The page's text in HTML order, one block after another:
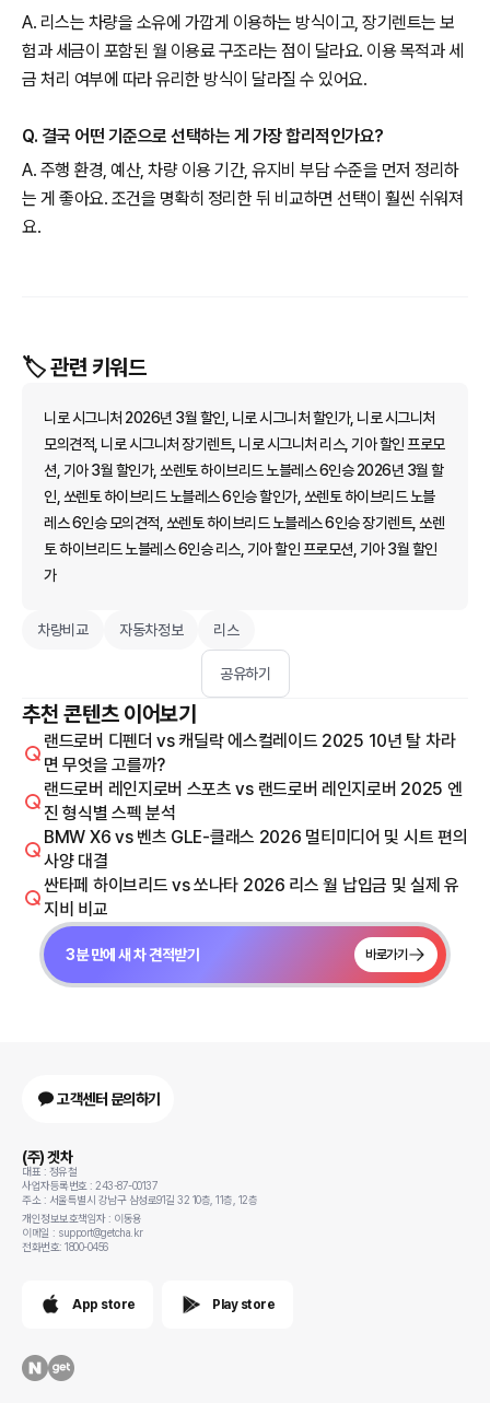
A. 리스는 차량을 소유에 가깝게 이용하는 방식이고, 장기렌트는 보
험과 세금이 포함된 월 이용료 구조라는 점이 달라요. 이용 목적과 세
금 처리 여부에 따라 유리한 방식이 달라질 수 있어요.
Q. 결국 어떤 기준으로 선택하는 게 가장 합리적인가요?
A. 주행 환경, 예산, 차량 이용 기간, 유지비 부담 수준을 먼저 정리하
는 게 좋아요. 조건을 명확히 정리한 뒤 비교하면 선택이 훨씬 쉬워져
요.
🏷️ 관련 키워드
니로 시그니처 2026년 3월 할인, 니로 시그니처 할인가, 니로 시그니처
모의견적, 니로 시그니처 장기렌트, 니로 시그니처 리스, 기아 할인 프로모
션, 기아 3월 할인가, 쏘렌토 하이브리드 노블레스 6인승 2026년 3월 할
인, 쏘렌토 하이브리드 노블레스 6인승 할인가, 쏘렌토 하이브리드 노블
레스 6인승 모의견적, 쏘렌토 하이브리드 노블레스 6인승 장기렌트, 쏘렌
토 하이브리드 노블레스 6인승 리스, 기아 할인 프로모션, 기아 3월 할인
가
차량비교 자동차정보 리스
공유하기
추천 콘텐츠 이어보기
랜드로버 디펜더 vs 캐딜락 에스컬레이드 2025 10년 탈 차라
면 무엇을 고를까?
랜드로버 레인지로버 스포츠 vs 랜드로버 레인지로버 2025 엔
진 형식별 스펙 분석
BMW X6 vs 벤츠 GLE-클래스 2026 멀티미디어 및 시트 편의
사양 대결
싼타페 하이브리드 vs 쏘나타 2026 리스 월 납입금 및 실제 유
지비 비교
3분 만에 새 차 견적받기 바로가기
고객센터 문의하기
(주) 겟차
대표 : 정유철
사업자등록번호 : 243-87-00137
주소 : 서울특별시 강남구 삼성로91길 32 10층, 11층, 12층
개인정보보호책임자 : 이동용
이메일 : support@getcha.kr
전화번호: 1800-0456
App store Play store